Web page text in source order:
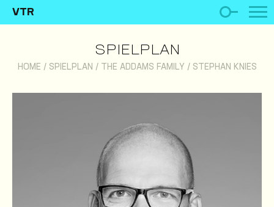
VTR
SPIELPLAN
HOME / SPIELPLAN / THE ADDAMS FAMILY / STEPHAN KNIES